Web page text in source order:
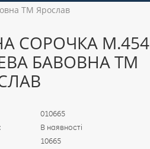
ТМ Ярослав
СОРОЧКА М.454
БАВОВНА ТМ
010665
В наявності
10665